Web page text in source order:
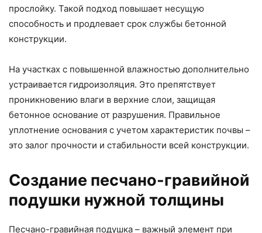
прослойку. Такой подход повышает несущую
способность и продлевает срок службы бетонной
конструкции.
На участках с повышенной влажностью дополнительно
устраивается гидроизоляция. Это препятствует
проникновению влаги в верхние слои, защищая
бетонное основание от разрушения. Правильное
уплотнение основания с учетом характеристик почвы –
это залог прочности и стабильности всей конструкции.
Создание песчано-гравийной
подушки нужной толщины
Песчано-гравийная подушка – важный элемент при